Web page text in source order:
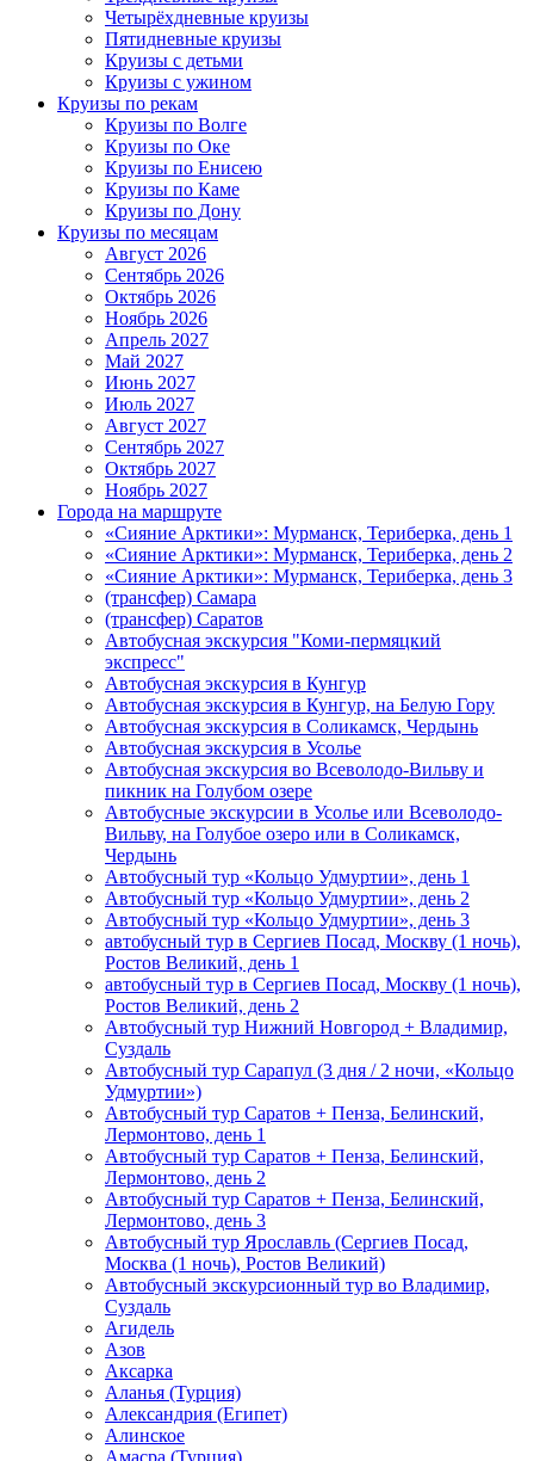
Четырёхдневные круизы
Пятидневные круизы
Круизы с детьми
Круизы с ужином
Круизы по рекам
Круизы по Волге
Круизы по Оке
Круизы по Енисею
Круизы по Каме
Круизы по Дону
Круизы по месяцам
Август 2026
Сентябрь 2026
Октябрь 2026
Ноябрь 2026
Апрель 2027
Май 2027
Июнь 2027
Июль 2027
Август 2027
Сентябрь 2027
Октябрь 2027
Ноябрь 2027
Города на маршруте
«Сияние Арктики»: Мурманск, Териберка, день 1
«Сияние Арктики»: Мурманск, Териберка, день 2
«Сияние Арктики»: Мурманск, Териберка, день 3
(трансфер) Самара
(трансфер) Саратов
Автобусная экскурсия "Коми-пермяцкий
экспресс"
Автобусная экскурсия в Кунгур
Автобусная экскурсия в Кунгур, на Белую Гору
Автобусная экскурсия в Соликамск, Чердынь
Автобусная экскурсия в Усолье
Автобусная экскурсия во Всеволодо-Вильву и
пикник на Голубом озере
Автобусные экскурсии в Усолье или Всеволодо-
Вильву, на Голубое озеро или в Соликамск,
Чердынь
Автобусный тур «Кольцо Удмуртии», день 1
Автобусный тур «Кольцо Удмуртии», день 2
Автобусный тур «Кольцо Удмуртии», день 3
автобусный тур в Сергиев Посад, Москву (1 ночь),
Ростов Великий, день 1
автобусный тур в Сергиев Посад, Москву (1 ночь),
Ростов Великий, день 2
Автобусный тур Нижний Новгород + Владимир,
Суздаль
Автобусный тур Сарапул (3 дня / 2 ночи, «Кольцо
Удмуртии»)
Автобусный тур Саратов + Пенза, Белинский,
Лермонтово, день 1
Автобусный тур Саратов + Пенза, Белинский,
Лермонтово, день 2
Автобусный тур Саратов + Пенза, Белинский,
Лермонтово, день 3
Автобусный тур Ярославль (Сергиев Посад,
Москва (1 ночь), Ростов Великий)
Автобусный экскурсионный тур во Владимир,
Суздаль
Агидель
Азов
Аксарка
Аланья (Турция)
Александрия (Египет)
Алинское
Амасра (Турция)